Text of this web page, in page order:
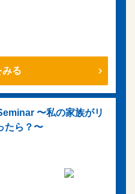
みる
〜私の家族がリ
たら？〜